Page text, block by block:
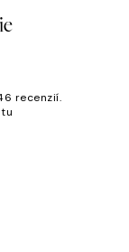
recenzií.